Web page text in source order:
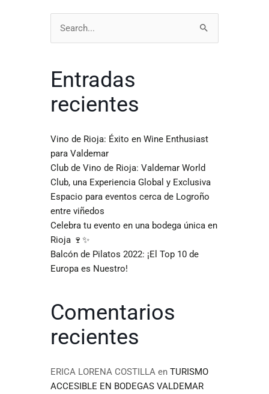
Buscar
por:
Entradas
recientes
Vino de Rioja: Éxito en Wine Enthusiast
para Valdemar
Club de Vino de Rioja: Valdemar World
Club, una Experiencia Global y Exclusiva
Espacio para eventos cerca de Logroño
entre viñedos
Celebra tu evento en una bodega única en
Rioja 🍷✨
Balcón de Pilatos 2022: ¡El Top 10 de
Europa es Nuestro!
Comentarios
recientes
ERICA LORENA COSTILLA en TURISMO
ACCESIBLE EN BODEGAS VALDEMAR